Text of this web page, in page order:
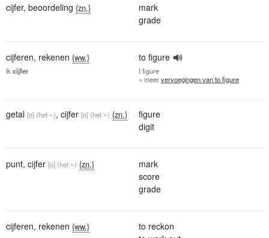
cijfer, beoordeling {zn.}
mark
grade
cijferen, rekenen {ww.} to figure
ik cijfer I figure
» meervervoegingen van to figure
getal [o] (het ~), cijfer [o] (het ~) {zn.}
figure
digit
punt, cijfer [o] (het ~) {zn.}
mark
score
grade
cijferen, rekenen {ww.}
to reckon